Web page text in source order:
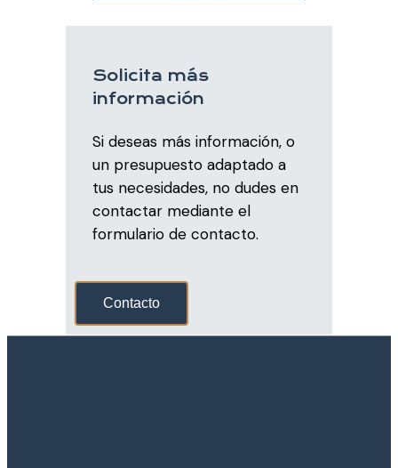
Solicita más
información
Si deseas más información, o
un presupuesto adaptado a
tus necesidades, no dudes en
contactar mediante el
formulario de contacto.
Contacto